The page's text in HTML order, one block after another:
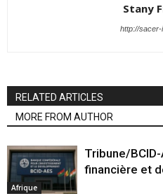
Stany
http://
RELATED ARTICLES
MORE FROM AUTHOR
Afrique
Tribune/
financière et